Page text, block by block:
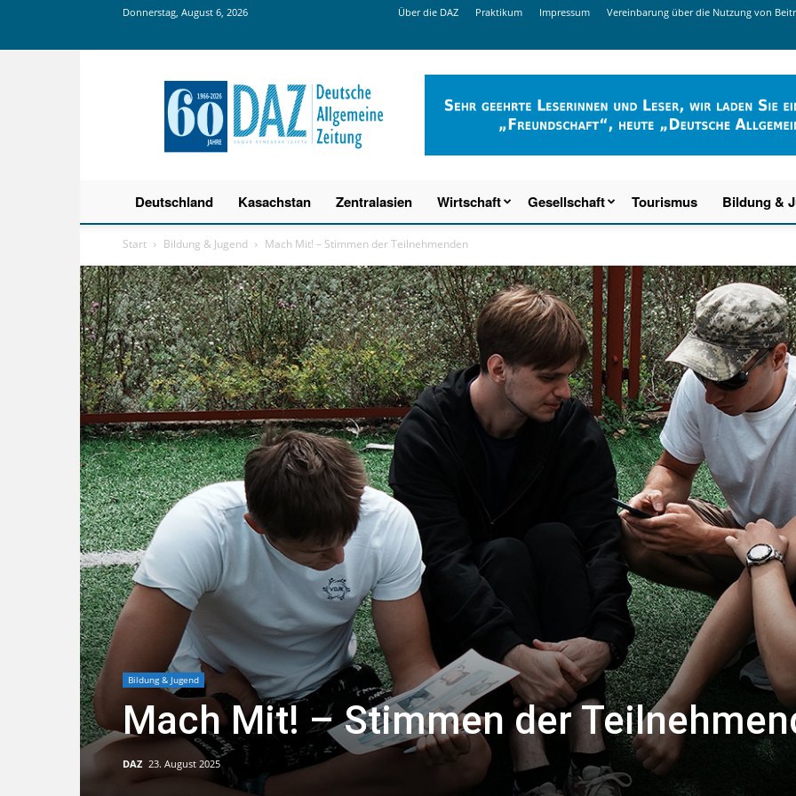
Donnerstag, August 6, 2026 Über die DAZ Praktikum Impressum Vereinbarung über die Nutzung von
Deutsche
Allgemeine
Zeitung
Deutschland Kasachstan Zentralasien Wirtschaft Gesellschaft Tourismus Bildung &
Start Bildung & Jugend Mach Mit! – Stimmen der Teilnehmenden
Bildung & Jugend
Mach Mit! – Stimmen der
DAZ 23. August 2025